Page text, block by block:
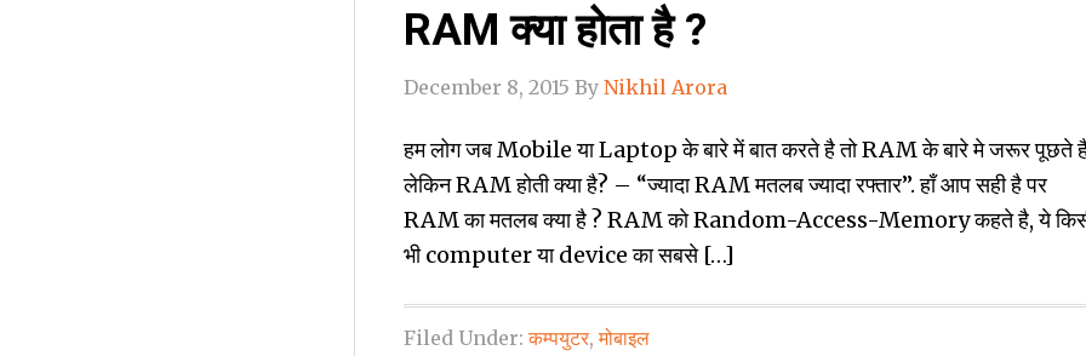
RAM क्‍या होता है ?
December 8, 2015 By Nikhil Arora
हम लोग जब Mobile या Laptop के बारे में बात करते है तो RAM के बारे मे जरूर पूछते
लेकिन RAM होती क्‍या है? – “ज्‍यादा RAM मतलब ज्‍यादा रफ्तार”. हॉं आप सही है पर
RAM का मतलब क्‍या है ? RAM काे Random-Access-Memory कहते है, ये
भी computer या device का सबसे […]
Filed Under:कम्‍पयुटर,मोबाइल